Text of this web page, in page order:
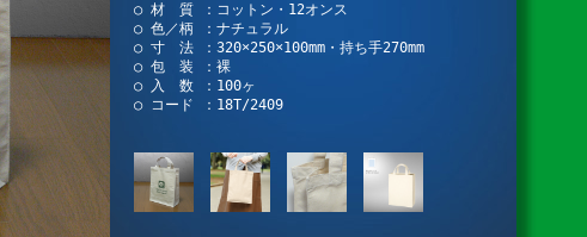
○ 材 質 ：コットン・12オンス
○ 色／柄 ：ナチュラル
○ 寸 法 ：320×250×100mm・持ち手270mm
○ 包 装 ：裸
○ 入 数 ：100ヶ
○ コード ：18T/2409